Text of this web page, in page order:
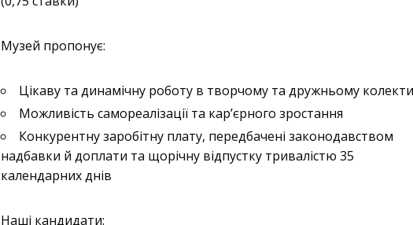
Музей пропонує:
Цікаву та динамічну роботу в творчому та дружньому
Можливість самореалізації та кар’єрного зростання
Конкурентну заробітну плату, передбачені законодавством
надбавки й доплати та щорічну відпустку тривалістю 35
календарних днів
Наші кандидати: